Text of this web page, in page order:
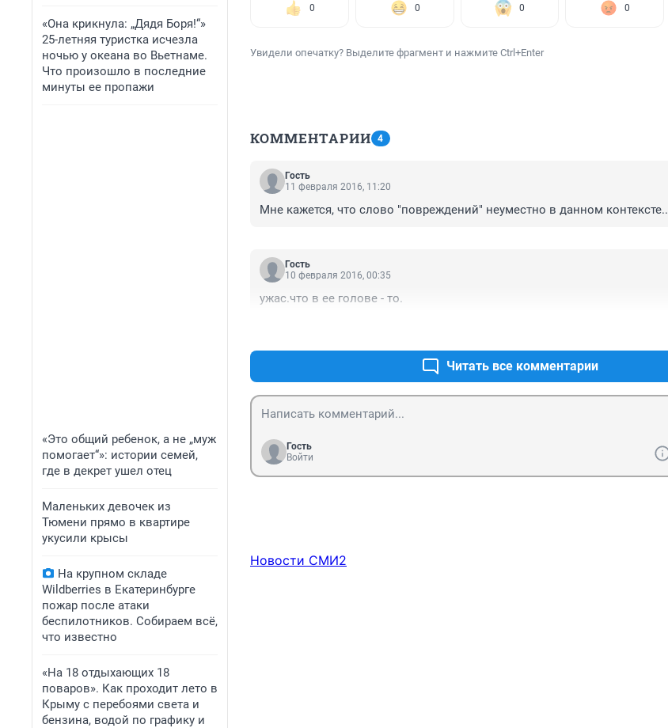
«Она крикнула: „Дядя Боря!“»
25-летняя туристка исчезла
ночью у океана во Вьетнаме.
Что произошло в последние
минуты ее пропажи
«Это общий ребенок, а не „муж
помогает“»: истории семей,
где в декрет ушел отец
Маленьких девочек из
Тюмени прямо в квартире
укусили крысы
На крупном складе
Wildberries в Екатеринбурге
пожар после атаки
беспилотников. Собираем всё,
что известно
«На 18 отдыхающих 18
поваров». Как проходит лето в
Крыму с перебоями света и
бензина, водой по графику и
0 0 0 0
Увидели опечатку? Выделите фрагмент и нажмите Ctrl+Enter
КОММЕНТАРИИ 4
Гость
11 февраля 2016, 11:20
Мне кажется, что слово "повреждений" неуместно в данном контексте..
Гость
10 февраля 2016, 00:35
ужас.что в ее голове - то.
Читать все комментарии
Гость
Войти
Новости СМИ2